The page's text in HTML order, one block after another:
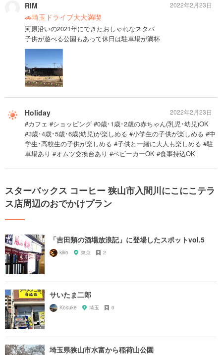
RIM
🚗埼玉ドライブ大大満喫
河原沿いの2021年にできたおしゃれなスタバ
子供が遊べる公園もあって休日は駐車場が満杯
2022年2月23日
Holiday
#カフェ #ショッピング #0歳･1歳･2歳の赤ちゃん(乳児･幼児)OK
#3歳･4歳･5歳･6歳(幼児)が楽しめる #小学生の子供が楽しめる #中
学生･高校生の子供が楽しめる #子供と一緒に大人も楽しめる #駐
車場あり #オムツ交換台あり #ベビーカーOK #食事持込OK
2022年2月23日
スターバックス コーヒー 狭山市入間川にこにこテラ
ス店周辺のおでかけプラン
「吉田類の酒場放浪記」に登場したスポットvol.5
kiko 東京 2
サいたま二郎
Kosuke 埼玉 0
埼玉県狭山市水富から稲荷山公園